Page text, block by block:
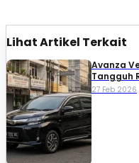
Lihat Artikel Terkait
Avanza
Tangguh
27 Feb 2026